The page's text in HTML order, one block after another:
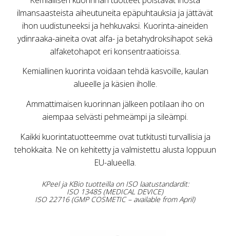
ilmansaasteista aiheutuneita epäpuhtauksia ja jättävät
ihon uudistuneeksi ja hehkuvaksi. Kuorinta-aineiden
ydinraaka-aineita ovat alfa- ja betahydroksihapot sekä
alfaketohapot eri konsentraatioissa.
Kemiallinen kuorinta voidaan tehdä kasvoille, kaulan
alueelle ja käsien iholle.
Ammattimaisen kuorinnan jälkeen potilaan iho on
aiempaa selvästi pehmeämpi ja sileämpi.
Kaikki kuorintatuotteemme ovat tutkitusti turvallisia ja
tehokkaita. Ne on kehitetty ja valmistettu alusta loppuun
EU-alueella.
KPeel ja KBio tuotteilla on ISO laatustandardit:
ISO 13485 (MEDICAL DEVICE)
ISO 22716 (GMP COSMETIC – available from April)